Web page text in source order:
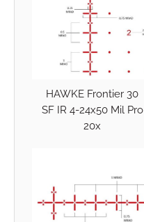
HAWKE Frontier 30
SF IR 4-24x50 Mil Pro
20x